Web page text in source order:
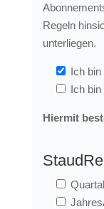
Regeln
unterliegen.
Ich
Ich bin
Hiermit